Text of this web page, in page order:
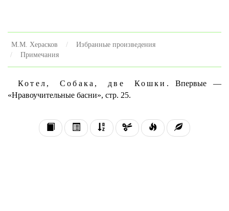
М.М. Херасков
Избранные произведения
Примечания
Котел, Собака, две Кошки. Впервые —
«Нравоучительные басни», стр. 25.